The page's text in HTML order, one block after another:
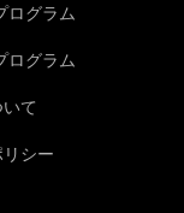
ログラム
ログラム
て
シー